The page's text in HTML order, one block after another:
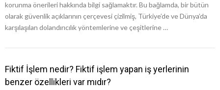
korunma önerileri hakkında bilgi sağlamaktır. Bu bağlamda, bir bütün
olarak güvenlik açıklarının çerçevesi çizilmiş, Türkiye’de ve Dünya’da
karşılaşılan dolandırıcılık yöntemlerine ve çeşitlerine …
Fiktif İşlem nedir? Fiktif işlem yapan iş yerlerinin
benzer özellikleri var mıdır?